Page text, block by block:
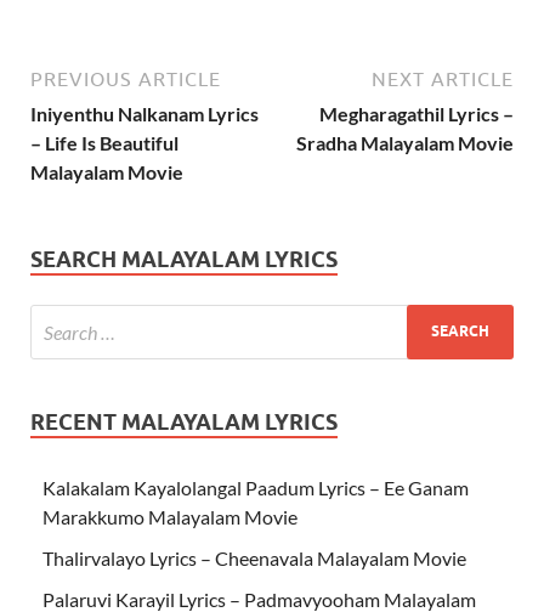
PREVIOUS ARTICLE
Iniyenthu Nalkanam Lyrics
– Life Is Beautiful
Malayalam Movie
NEXT ARTICLE
Megharagathil Lyrics –
Sradha Malayalam Movie
SEARCH MALAYALAM LYRICS
RECENT MALAYALAM LYRICS
Kalakalam Kayalolangal Paadum Lyrics – Ee Ganam
Marakkumo Malayalam Movie
Thalirvalayo Lyrics – Cheenavala Malayalam Movie
Palaruvi Karayil Lyrics – Padmavyooham Malayalam